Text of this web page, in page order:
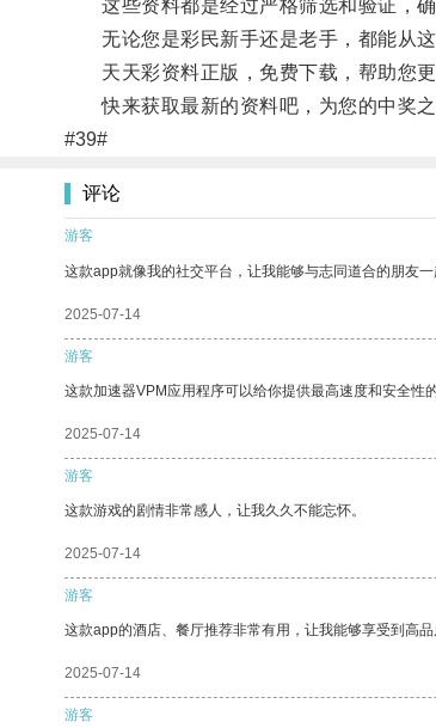
这些资料都是经过严格筛选和验证，确
无论您是彩民新手还是老手，都能从这
天天彩资料正版，免费下载，帮助您更
快来获取最新的资料吧，为您的中奖之
#39#
评论
游客
这款app就像我的社交平台，让我能够与志同道合的朋友一
2025-07-14
游客
这款加速器VPM应用程序可以给你提供最高速度和安全性
2025-07-14
游客
这款游戏的剧情非常感人，让我久久不能忘怀。
2025-07-14
游客
这款app的酒店、餐厅推荐非常有用，让我能够享受到高品
2025-07-14
游客